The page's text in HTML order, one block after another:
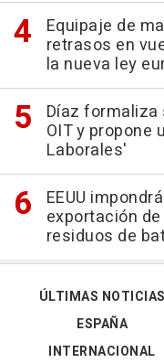
Equipaje de
retrasos en
la nueva ley
Díaz formaliza
OIT y propone
Laborales'
EEUU
exportación
residuos de
ÚLTIMAS NOTICIAS
ESPAÑA
INTERNACIONAL